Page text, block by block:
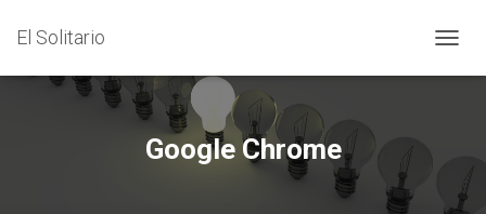
El Solitario
MODO
Google Chrome